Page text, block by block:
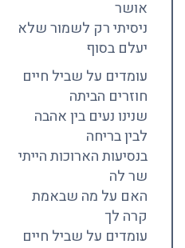
אושר
ניסיתי רק לשמור שלא
יעלם בסוף
עומדים על שביל חיים
חוזרים הביתה
שנינו נעים בין אהבה
לבין בריחה
בנסיעות הארוכות הייתי
שר לה
האם על מה שבאמת
קרה לך
עומדים על שביל חיים